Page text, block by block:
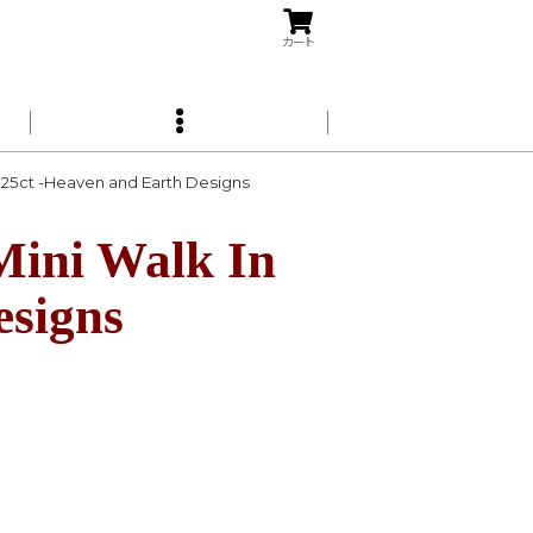
カート
25ct -Heaven and Earth Designs
Walk In